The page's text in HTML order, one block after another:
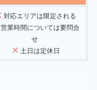
対応エリアは限定される
営業時間については要問合
せ
土日は定休日